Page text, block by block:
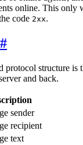
online. This only
code 2xx.
#
protocol structure is
and back.
sender
recipient
text